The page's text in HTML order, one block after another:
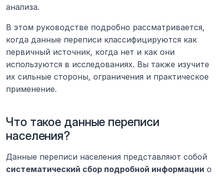
анализа.
В этом руководстве подробно рассматривается,
когда данные переписи классифицируются как
первичный источник, когда нет и как они
используются в исследованиях. Вы также изучите
их сильные стороны, ограничения и практическое
применение.
Что такое данные переписи
населения?
систематический сбор подробной информации о